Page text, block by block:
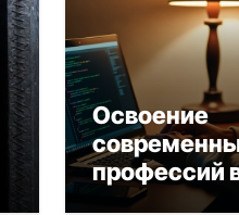
Освоение
профессий
онлайн-